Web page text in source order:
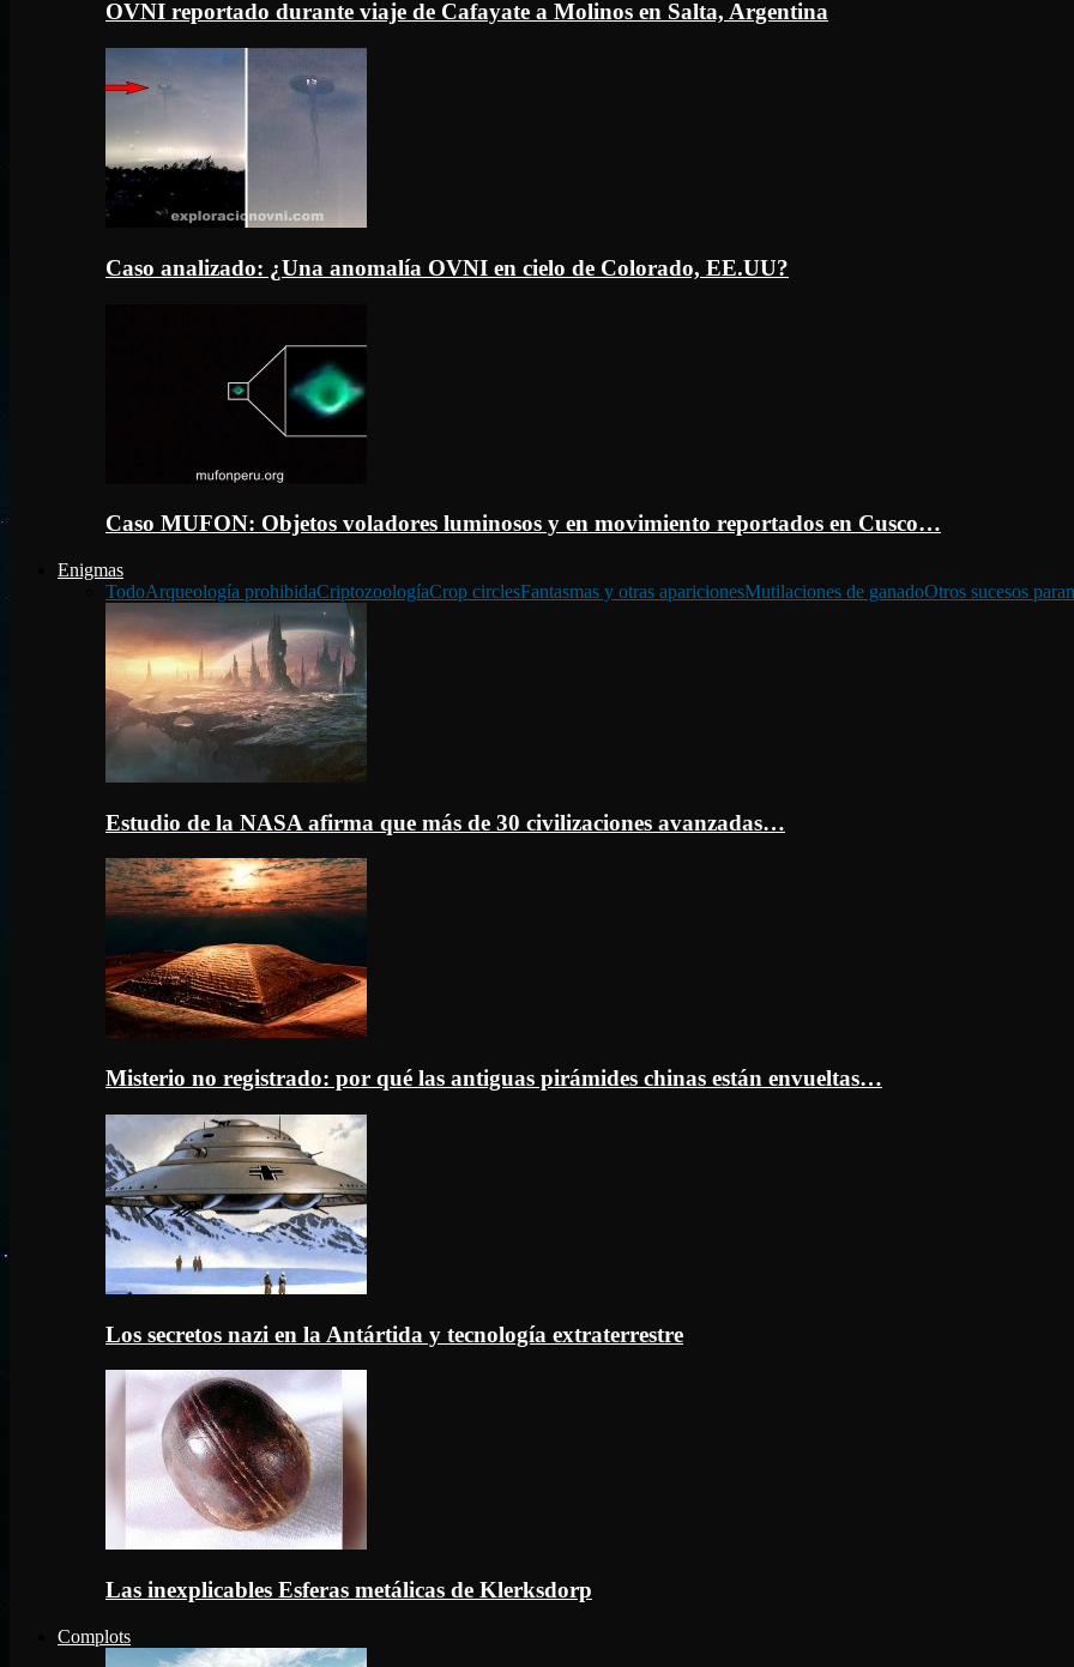
OVNI reportado durante viaje de Cafayate a Molinos en Salta, Argentina
Caso analizado: ¿Una anomalía OVNI en cielo de Colorado, EE.UU?
Caso MUFON: Objetos voladores luminosos y en movimiento reportados en Cusco…
Enigmas
TodoArqueología prohibidaCriptozoologíaCrop circlesFantasmas y otras aparicionesMutilaciones de ganadoOtros sucesos
Estudio de la NASA afirma que más de 30 civilizaciones avanzadas…
Misterio no registrado: por qué las antiguas pirámides chinas están envueltas…
Los secretos nazi en la Antártida y tecnología extraterrestre
Las inexplicables Esferas metálicas de Klerksdorp
Complots